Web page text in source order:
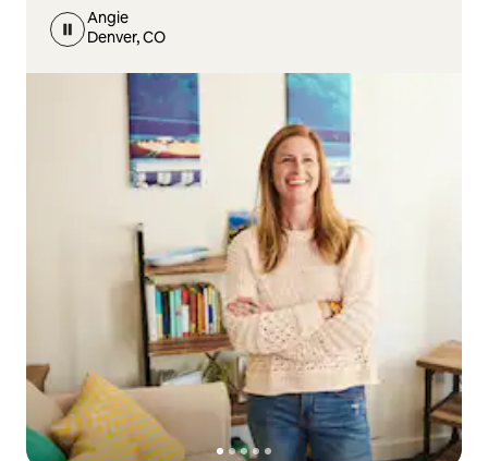
Angie
Denver, CO